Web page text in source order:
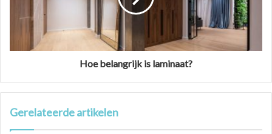
Hoe belangrijk is laminaat?
Gerelateerde artikelen